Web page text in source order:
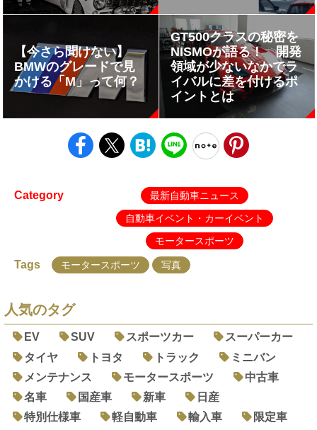
【今さら聞けない】
BMWのグレードで見
かける「M」って何？
GT500クラスの秘密を
NISMOが語る！ 開発
領域が少ないなかでラ
イバルに差を付けるポ
イントとは
Category
最新自動車ニュース
自動車イベント・カーイベント
モータースポーツ
Tags モータースポーツ 写真
人気のタグ
EV SUV スポーツカー
スーパーカー
タイヤ
トヨタ トラック
ミニバン
メンテナンス
モータースポーツ
中古車
名車
国産車 新車
日産
特別仕様車
軽自動車 輸入車
限定車